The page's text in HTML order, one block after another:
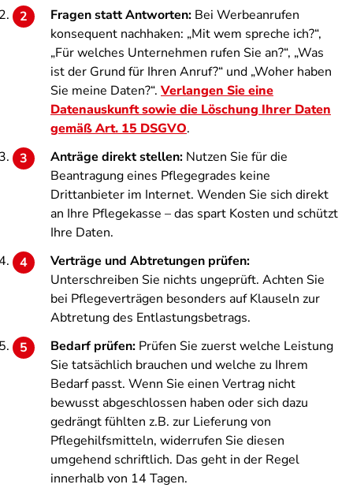
Fragen statt Antworten: Bei Werbeanrufen
konsequent nachhaken: „Mit wem spreche ich?“,
„Für welches Unternehmen rufen Sie an?“, „Was
ist der Grund für Ihren Anruf?“ und „Woher haben
Sie meine Daten?“. Verlangen Sie eine
Datenauskunft sowie die Löschung Ihrer Daten
gemäß Art. 15 DSGVO.
Anträge direkt stellen: Nutzen Sie für die
Beantragung eines Pflegegrades keine
Drittanbieter im Internet. Wenden Sie sich direkt
an Ihre Pflegekasse – das spart Kosten und schützt
Ihre Daten.
Verträge und Abtretungen prüfen:
Unterschreiben Sie nichts ungeprüft. Achten Sie
bei Pflegeverträgen besonders auf Klauseln zur
Abtretung des Entlastungsbetrags.
Bedarf prüfen: Prüfen Sie zuerst welche Leistung
Sie tatsächlich brauchen und welche zu Ihrem
Bedarf passt. Wenn Sie einen Vertrag nicht
bewusst abgeschlossen haben oder sich dazu
gedrängt fühlten z.B. zur Lieferung von
Pflegehilfsmitteln, widerrufen Sie diesen
umgehend schriftlich. Das geht in der Regel
innerhalb von 14 Tagen.